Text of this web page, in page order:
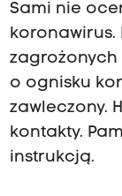
Sami nie
koronawirus.
zagrożonych
o ognisku
zawleczony.
kontakty.
instrukcją.